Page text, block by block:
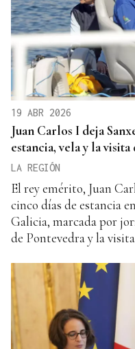
19 ABR 2026
Juan Carlos I deja
estancia, vela y la
LA REGIÓN
El rey emérito, Juan
cinco días de estancia
Galicia, marcada por
de Pontevedra y la